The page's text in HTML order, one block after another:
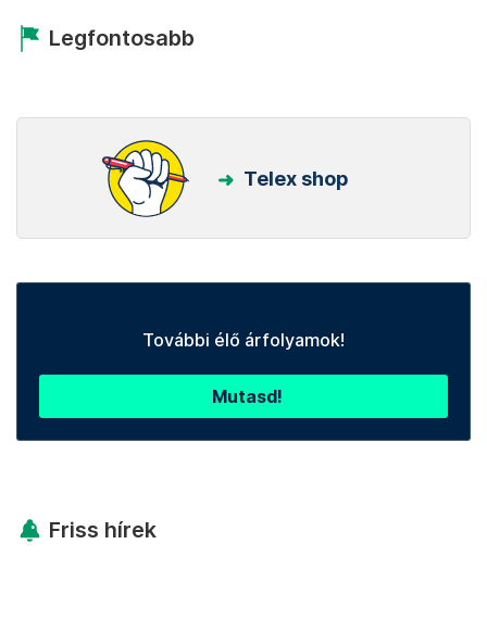
Legfontosabb
Telex shop
További élő árfolyamok!
Mutasd!
Friss hírek